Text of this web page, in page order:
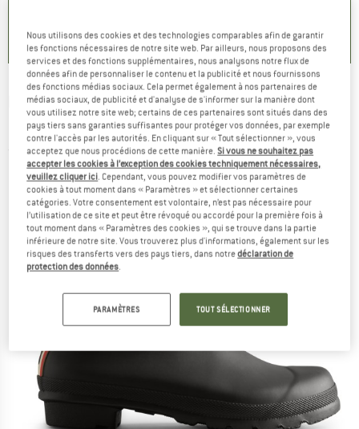
HUNTER BOOTS -Women's Original Chelsea
Hunter Tri Colour - Bottes en caoutchouc
(0)
Nous utilisons des cookies et des technologies comparables afin de garantir
les fonctions nécessaires de notre site web. Par ailleurs, nous proposons des
services et des fonctions supplémentaires, nous analysons notre flux de
données afin de personnaliser le contenu et la publicité et nous fournissons
des fonctions médias sociaux. Cela permet également à nos partenaires de
médias sociaux, de publicité et d'analyse de s'informer sur la manière dont
vous utilisez notre site web; certains de ces partenaires sont situés dans des
pays tiers sans garanties suffisantes pour protéger vos données, par exemple
contre l'accès par les autorités. En cliquant sur « Tout sélectionner », vous
acceptez que nous procédions de cette manière.Si vous ne souhaitez pas
accepter les cookies à l’exception des cookies techniquement nécessaires,
veuillez cliquer ici. Cependant, vous pouvez modifier vos paramètres de
cookies à tout moment dans « Paramètres » et sélectionner certaines
catégories. Votre consentement est volontaire, n’est pas nécessaire pour
l’utilisation de ce site et peut être révoqué ou accordé pour la première fois à
tout moment dans « Paramètres des cookies », qui se trouve dans la partie
inférieure de notre site. Vous trouverez plus d'informations, également sur les
risques des transferts vers des pays tiers, dans notredéclaration de
protection des données.
PARAMÈTRES TOUT SÉLECTIONNER